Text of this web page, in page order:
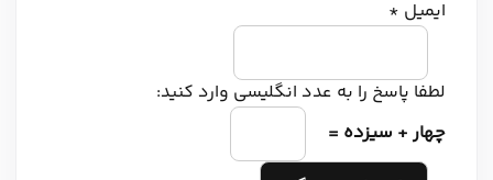
ایمیل *
لطفا پاسخ را به عدد انگلیسی وارد کنید:
چهار + سیزده =